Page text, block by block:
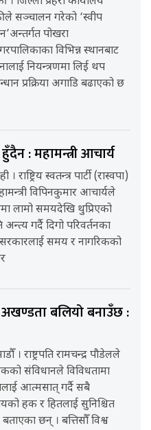
सञ्चालन गरेको ‘स्वीप
पोखरा
विभिन्न स्थानबाट
नियन्त्रणमा लिई थप
प्रक्रिया अगाडि बढाएको छ
: महामन्त्री आचार्य
। राष्ट्रिय स्वतन्त्र पार्टी (रास्वपा)
विपिनकुमार आचार्यले
लामो समयदेखि थुप्रिएको
अन्त्य गर्दै दिगो परिवर्तनका
समय र नागरिकको
अखण्डता बलियो बनाउँछ :
। राष्ट्रपति रामचन्द्र पौडेलले
संविधानले विविधतामा
आत्मसात् गर्दै सबै
हक र हितलाई सुनिश्चित
छन् । बत्तिसौँ विश्व